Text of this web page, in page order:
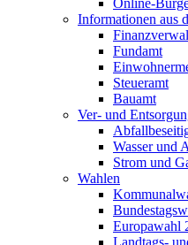
Online-
Informationen aus
Fundamt
Steueramt
Bauamt
Ver- und
Wasser und
Strom und
Wahlen
Europawahl
Landtags-